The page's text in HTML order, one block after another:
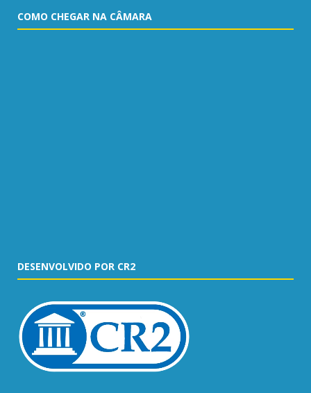
COMO CHEGAR NA CÂMARA
DESENVOLVIDO POR CR2